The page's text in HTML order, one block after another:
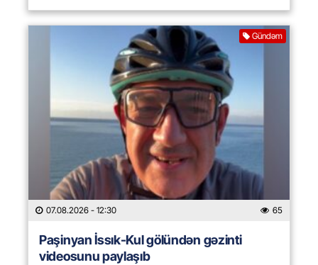
Gündəm
07.08.2026 - 12:30 65
Paşinyan İssık-Kul gölündən gəzinti
videosunu paylaşıb